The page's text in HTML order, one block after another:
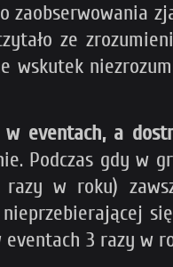
ze
wskutek
eventach, a
Podczas gdy w
w roku)
3 razy w